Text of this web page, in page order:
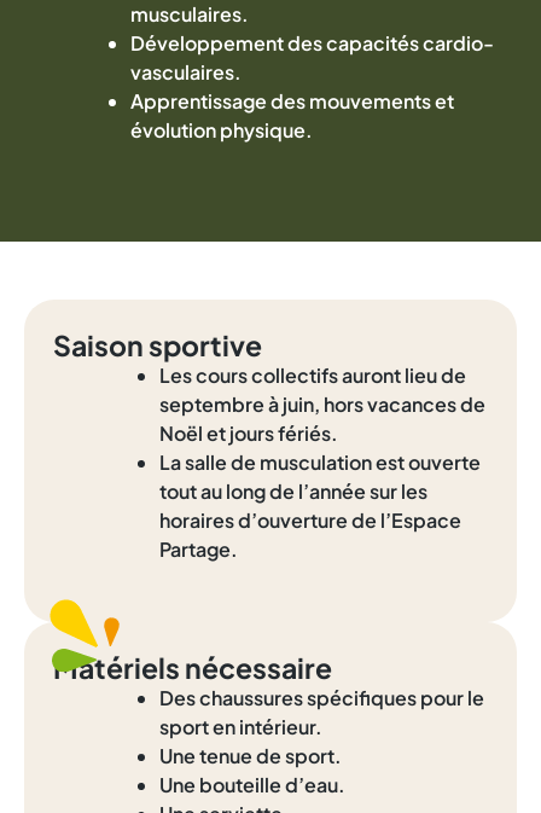
musculaires.
Développement des capacités cardio-
vasculaires.
Apprentissage des mouvements et
évolution physique.
Saison sportive
Les cours collectifs auront lieu de
septembre à juin, hors vacances de
Noël et jours fériés.
La salle de musculation est ouverte
tout au long de l’année sur les
horaires d’ouverture de l’Espace
Partage.
Matériels nécessaire
Des chaussures spécifiques pour le
sport en intérieur.
Une tenue de sport.
Une bouteille d’eau.